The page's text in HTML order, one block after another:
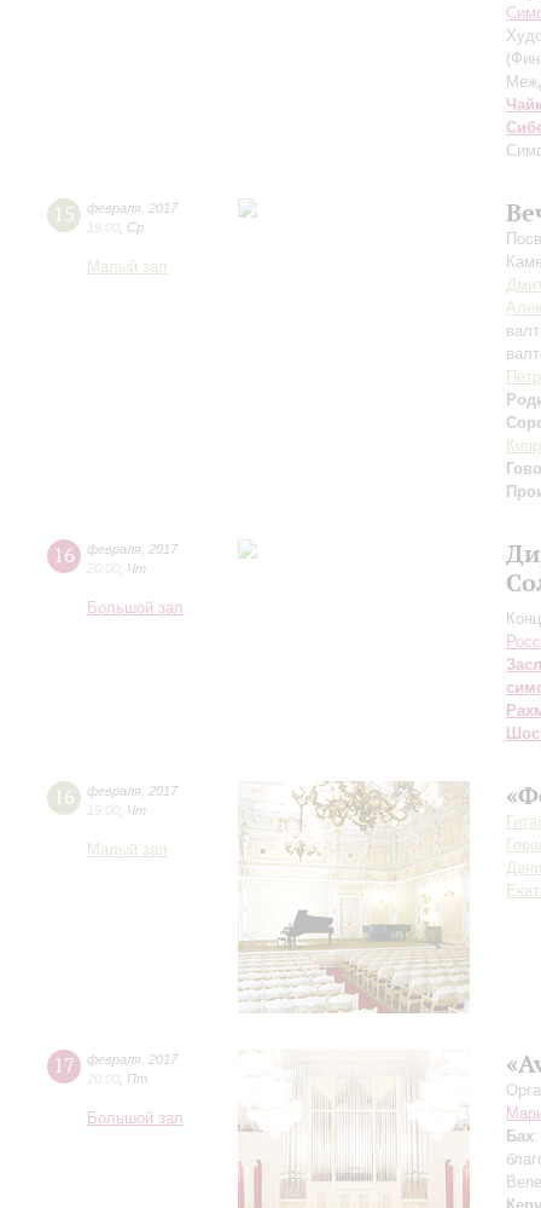
15 февраля 2017
19:00 Ср
Малый зал
16 февраля 2017
20:00 Чт
Большой зал
16 февраля 2017
19:00 Чт
Малый зал
17 февраля 2017
20:00 Пт
Большой зал
Бах